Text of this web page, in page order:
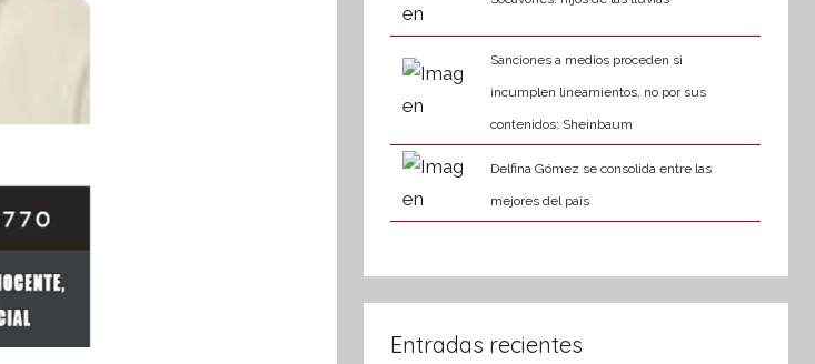
Sanciones a medios proceden si
incumplen lineamientos, no por sus
contenidos: Sheinbaum
Delfina Gómez se consolida entre las
mejores del país
Entradas recientes